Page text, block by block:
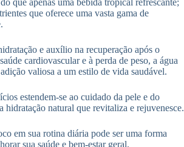
que oferece uma vasta gama de
e auxílio na recuperação após o
cardiovascular e à perda de peso, a água
valiosa a um estilo de vida saudável.
estendem-se ao cuidado da pele e do
hidratação natural que revitaliza e rejuvenesce.
em sua rotina diária pode ser uma forma
sua saúde e bem-estar geral.